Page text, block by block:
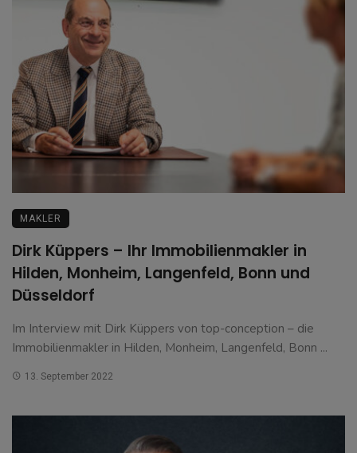
MAKLER
Dirk Küppers – Ihr Immobilienmakler in
Hilden, Monheim, Langenfeld, Bonn und
Düsseldorf
Im Interview mit Dirk Küppers von top-conception – die
Immobilienmakler in Hilden, Monheim, Langenfeld, Bonn ...
13. September 2022